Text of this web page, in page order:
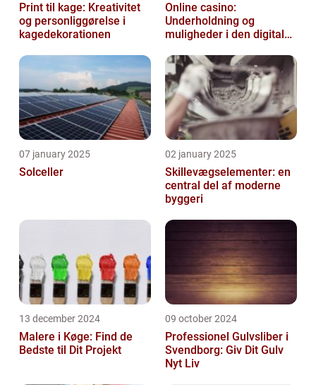
Print til kage: Kreativitet
og personliggørelse i
kagedekorationen
Online casino:
Underholdning og
muligheder i den digitale
07 january 2025
Solceller
02 january 2025
Skillevægselementer: en
central del af moderne
byggeri
13 december 2024
Malere i Køge: Find de
Bedste til Dit Projekt
09 october 2024
Professionel Gulvsliber i
Svendborg: Giv Dit Gulv
Nyt Liv